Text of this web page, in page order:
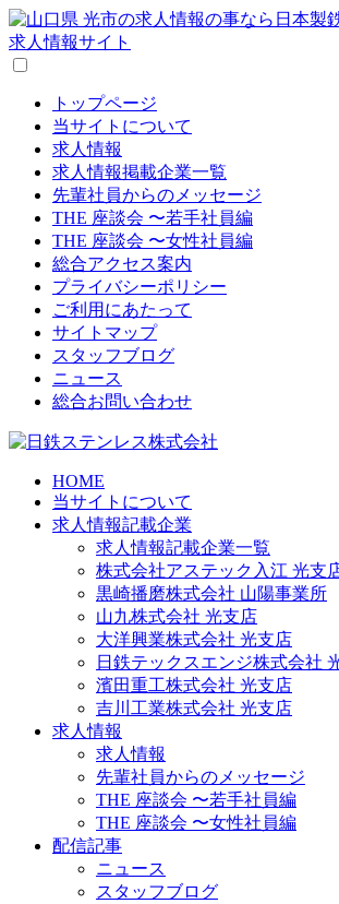
トップページ
当サイトについて
求人情報
求人情報掲載企業一覧
先輩社員からのメッセージ
THE 座談会 〜若手社員編
THE 座談会 〜女性社員編
総合アクセス案内
プライバシーポリシー
ご利用にあたって
サイトマップ
スタッフブログ
ニュース
総合お問い合わせ
HOME
当サイトについて
求人情報記載企業
求人情報記載企業一覧
株式会社アステック入江 光支
黒崎播磨株式会社 山陽事業所
山九株式会社 光支店
大洋興業株式会社 光支店
日鉄テックスエンジ株式会社
濱田重工株式会社 光支店
吉川工業株式会社 光支店
求人情報
求人情報
先輩社員からのメッセージ
THE 座談会 〜若手社員編
THE 座談会 〜女性社員編
配信記事
ニュース
スタッフブログ